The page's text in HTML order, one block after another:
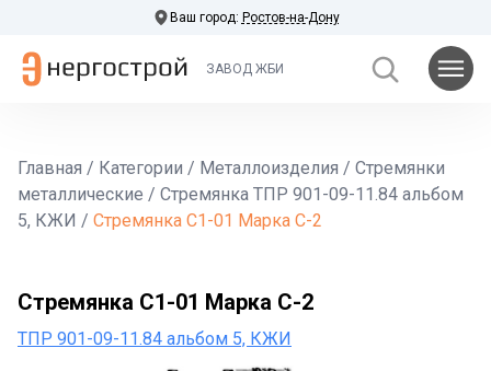
Ваш город: Ростов-на-Дону
ЗАВОД ЖБИ
Главная / Категории / Металлоизделия / Стремянки
металлические / Стремянка ТПР 901-09-11.84 альбом
5, КЖИ / Стремянка С1-01 Марка С-2
Стремянка С1-01 Марка С-2
ТПР 901-09-11.84 альбом 5, КЖИ